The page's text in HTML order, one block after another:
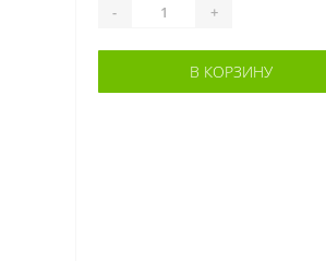
- +
В КОРЗИНУ